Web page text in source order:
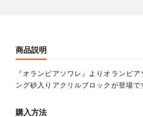
商品説明
『オランピアソワレ』よりオランピ
ング砂入りアクリルブロックが登場で
購入方法